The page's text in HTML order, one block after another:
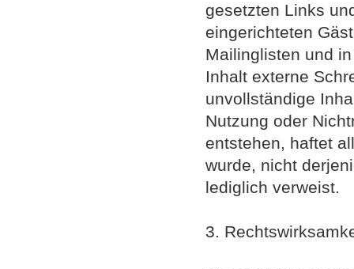
gesetzten Links
eingerichteten
Mailinglisten und
Inhalt externe
unvollständige
Nutzung oder
entstehen, haftet
wurde, nicht
lediglich verweist.
3.